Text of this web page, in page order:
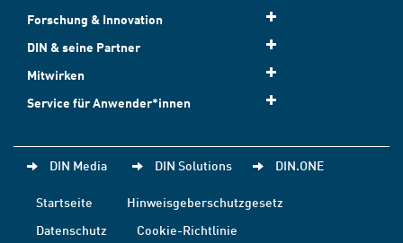
Forschung & Innovation
DIN & seine Partner
Mitwirken
Service für Anwender*innen
DIN Media DIN Solutions DIN.ONE
Startseite
Hinweisgeberschutzgesetz
Datenschutz
Cookie-Richtlinie